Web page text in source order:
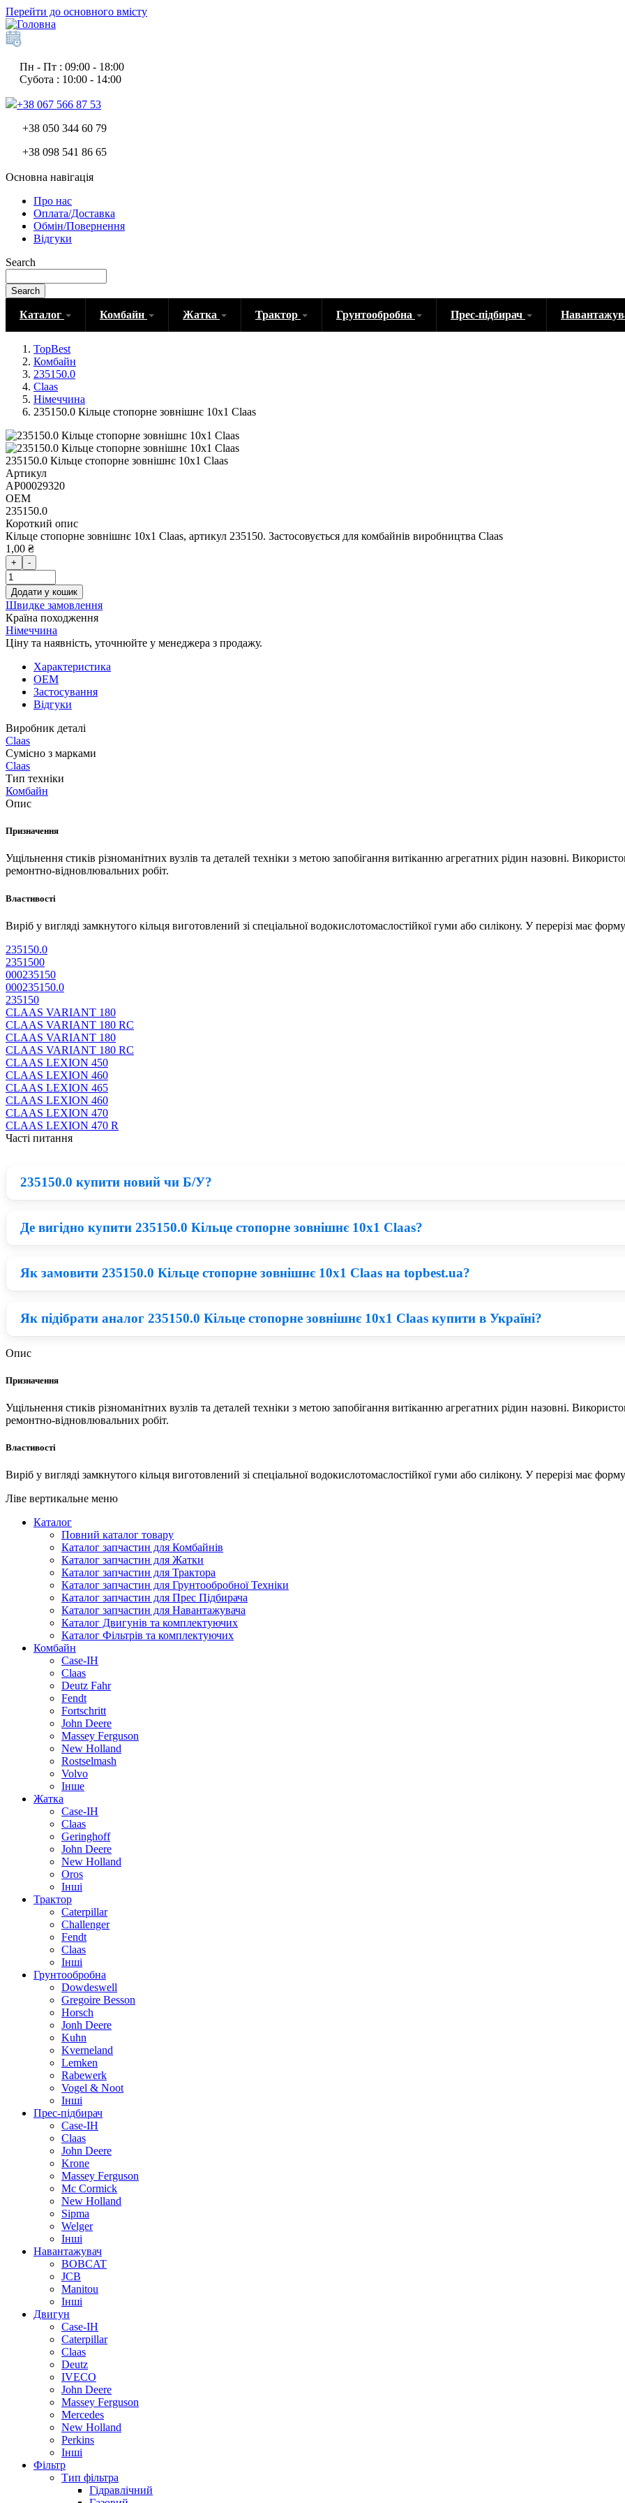
Перейти до основного вмісту
Пн - Пт : 09:00 - 18:00
Субота : 10:00 - 14:00
+38 067 566 87 53
+38 050 344 60 79
+38 098 541 86 65
Основна навігація
Про нас
Оплата/Доставка
Обмін/Повернення
Відгуки
Search
Search
Каталог Комбайн Жатка Трактор Грунтообробна Прес-підбирач
TopBest
Комбайн
235150.0
Claas
Німеччина
235150.0 Кільце стопорне зовнішнє 10х1 Claas
235150.0 Кільце стопорне зовнішнє 10х1 Claas
Артикул
AP00029320
OEM
235150.0
Короткий опис
Кільце стопорне зовнішнє 10х1 Claas, артикул 235150. Застосовується для комбайнів виробництва Claas
1,00 ₴
+ -
Додати у кошик
Швидке замовлення
Країна походження
Німеччина
Ціну та наявність, уточнюйте у менеджера з продажу.
Характеристика
OEM
Застосування
Відгуки
Виробник деталі
Claas
Сумісно з марками
Claas
Тип техніки
Комбайн
Опис
Призначення
Ущільнення стиків різноманітних вузлів та деталей техніки з метою запобігання витіканню агрегатних рідин назовні.
ремонтно-відновлювальних робіт.
Властивості
Виріб у вигляді замкнутого кільця виготовлений зі спеціальної водокислотомаслостійкої гуми або силікону. У перерізі має
235150.0
2351500
000235150
000235150.0
235150
CLAAS VARIANT 180
CLAAS VARIANT 180 RC
CLAAS VARIANT 180
CLAAS VARIANT 180 RC
CLAAS LEXION 450
CLAAS LEXION 460
CLAAS LEXION 465
CLAAS LEXION 460
CLAAS LEXION 470
CLAAS LEXION 470 R
Часті питання
235150.0 купити новий чи Б/У?
Нові деталі Claas приблизно на 23% дорожчі ніж відновлені запчастини для сільськогосподарської техніки, тому все
з ладу в короткий термін, а якщо встановити нові запчастини Claas, Ви зможете бути впевнені, що прослужать вони не один
Де вигідно купити 235150.0 Кільце стопорне зовнішнє 10х1 Claas?
Зараз на ринку великий вибір запчастини на Комбайн Claas, на перший погляд, придбати Claas по вигідній ціні складно. На
Claas по одній із найнижчих цін на ринку.
Як замовити 235150.0 Кільце стопорне зовнішнє 10х1 Claas на topbest.ua?
Придбати 235150.0 можна у нашому каталозі: запчастини на Комбайн. По завершенню замовлення Вам зателефонує наш
зовнішнє 10х1 Claas по вигідній ціні з доставкою в Київ, Харків, Львів.
Як підібрати аналог 235150.0 Кільце стопорне зовнішнє 10х1 Claas купити в Україні?
Відповідно при правильному співвідношенні ціни та якості можна придбати запчастини для Claas по ціни в два рази нижчій
Опис
Призначення
Ущільнення стиків різноманітних вузлів та деталей техніки з метою запобігання витіканню агрегатних рідин назовні.
ремонтно-відновлювальних робіт.
Властивості
Виріб у вигляді замкнутого кільця виготовлений зі спеціальної водокислотомаслостійкої гуми або силікону. У перерізі має
Ліве вертикальне меню
Каталог
Повний каталог товару
Каталог запчастин для Комбайнів
Каталог запчастин для Жатки
Каталог запчастин для Трактора
Каталог запчастин для Грунтообробної Техніки
Каталог запчастин для Прес Підбирача
Каталог запчастин для Навантажувача
Каталог Двигунів та комплектуючих
Каталог Фільтрів та комплектуючих
Комбайн
Case-IH
Claas
Deutz Fahr
Fendt
Fortschritt
John Deere
Massey Ferguson
New Holland
Rostselmash
Volvo
Інше
Жатка
Case-IH
Claas
Geringhoff
John Deere
New Holland
Oros
Інші
Трактор
Caterpillar
Challenger
Fendt
Claas
Інші
Грунтообробна
Dowdeswell
Gregoire Besson
Horsch
Jonh Deere
Kuhn
Kverneland
Lemken
Rabewerk
Vogel & Noot
Інші
Прес-підбирач
Case-IH
Claas
John Deere
Krone
Massey Ferguson
Mc Cormick
New Holland
Sipma
Welger
Інші
Навантажувач
BOBCAT
JCB
Manitou
Інші
Двигун
Case-IH
Caterpillar
Claas
Deutz
IVECO
John Deere
Massey Ferguson
Mercedes
New Holland
Perkins
Інші
Фільтр
Тип фільтра
Гідравлічний